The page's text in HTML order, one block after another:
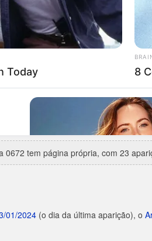
feira, com 6 aparições em 20.
de 7 anos de silêncio), entre 16/05/
3 aparições.
— a última em 24/01/2026.
tem página própria, com 23
01/2024 (o dia da última aparição), o